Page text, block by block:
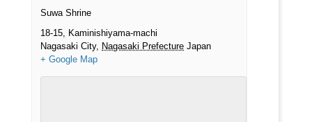
Suwa Shrine
18-15, Kaminishiyama-machi
Nagasaki City, Nagasaki Prefecture Japan
+ Google Map